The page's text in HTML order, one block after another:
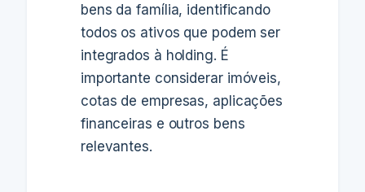
bens da família, identificando
todos os ativos que podem ser
integrados à holding. É
importante considerar imóveis,
cotas de empresas, aplicações
financeiras e outros bens
relevantes.